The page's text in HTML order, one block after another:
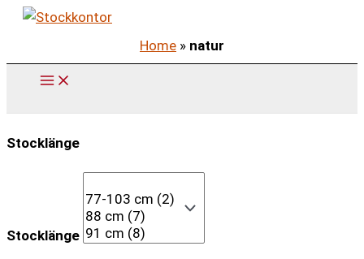
Zum
springen
Home » natur
Stocklänge
Stocklänge